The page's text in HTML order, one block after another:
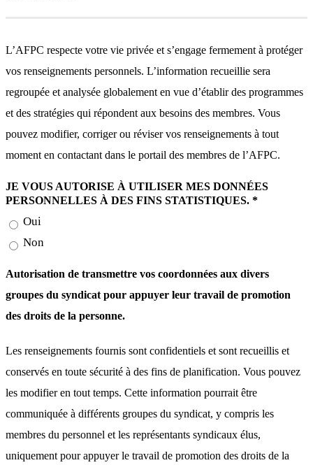
L’AFPC respecte votre vie privée et s’engage fermement à protéger
vos renseignements personnels. L’information recueillie sera
regroupée et analysée globalement en vue d’établir des programmes
et des stratégies qui répondent aux besoins des membres. Vous
pouvez modifier, corriger ou réviser vos renseignements à tout
moment en contactant dans le portail des membres de l’AFPC.
JE VOUS AUTORISE À UTILISER MES DONNÉES
PERSONNELLES À DES FINS STATISTIQUES. *
Oui
Non
Autorisation de transmettre vos coordonnées aux divers
groupes du syndicat pour appuyer leur travail de promotion
des droits de la personne.
Les renseignements fournis sont confidentiels et sont recueillis et
conservés en toute sécurité à des fins de planification. Vous pouvez
les modifier en tout temps. Cette information pourrait être
communiquée à différents groupes du syndicat, y compris les
membres du personnel et les représentants syndicaux élus,
uniquement pour appuyer le travail de promotion des droits de la